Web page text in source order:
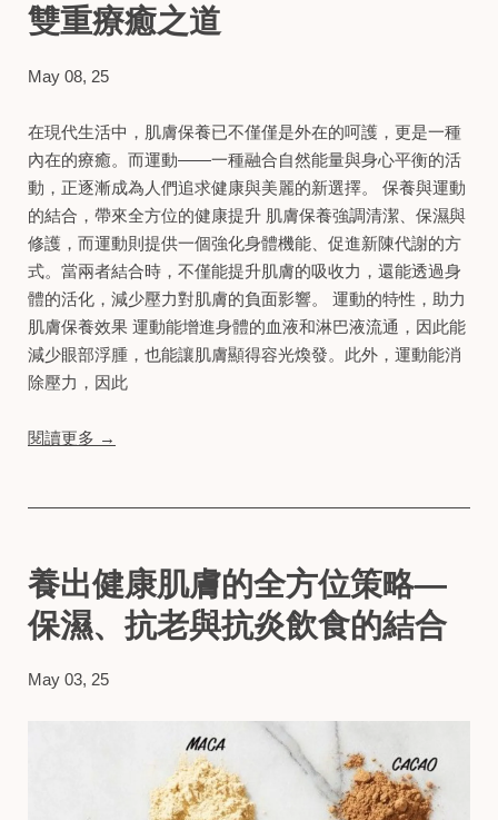
雙重療癒之道
May 08, 25
在現代生活中，肌膚保養已不僅僅是外在的呵護，更是一種
內在的療癒。​而運動——一種融合自然能量與身心平衡的活
動，正逐漸成為人們追求健康與美麗的新選擇。​ 保養與運動
的結合，帶來全方位的健康提升 肌膚保養強調清潔、保濕與
修護，而運動則提供一個強化身體機能、促進新陳代謝的方
式。​當兩者結合時，不僅能提升肌膚的吸收力，還能透過身
體的活化，減少壓力對肌膚的負面影響。​ 運動的特性，助力
肌膚保養效果 運動能增進身體的血液和淋巴液流通，因此能
減少眼部浮腫，也能讓肌膚顯得容光煥發。​此外，運動能消
除壓力，因此
閱讀更多 →
養出健康肌膚的全方位策略—
保濕、抗老與抗炎飲食的結合
May 03, 25